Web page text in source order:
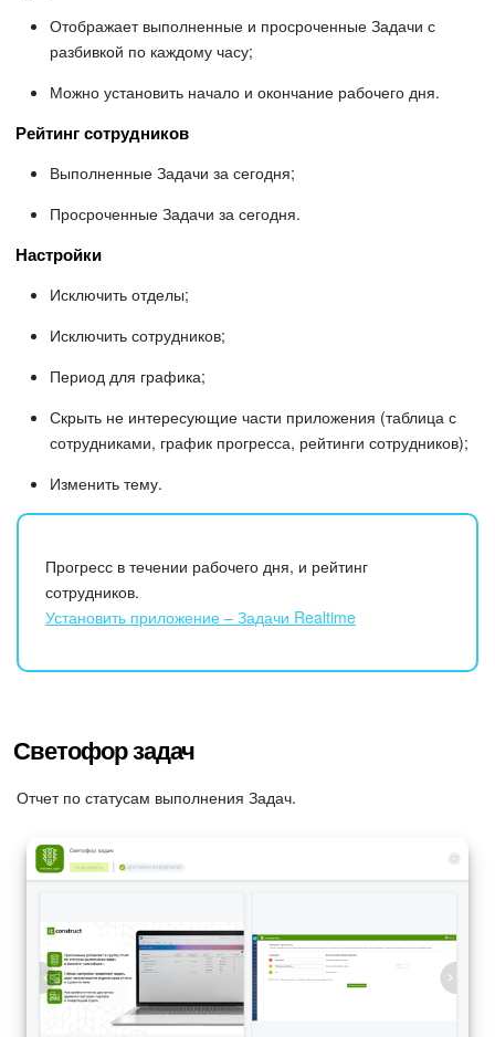
Бизнес-процессы
Маркетплейс
Контакт-центр
Виджет сотрудника
Телефония
Приложение Битрикс24
Битрикс24 в коробке
Изменения в статьях (архив)
Отображает выполненные и просроченные Задачи с
разбивкой по каждому часу;
Можно установить начало и окончание рабочего дня.
Рейтинг сотрудников
Выполненные Задачи за сегодня;
Просроченные Задачи за сегодня.
Настройки
Исключить отделы;
Исключить сотрудников;
Период для графика;
Скрыть не интересующие части приложения (таблица с
сотрудниками, график прогресса, рейтинги сотрудников);
Изменить тему.
Прогресс в течении рабочего дня, и рейтинг
сотрудников.
Установить приложение – Задачи Realtime
Светофор задач
Отчет по статусам выполнения Задач.